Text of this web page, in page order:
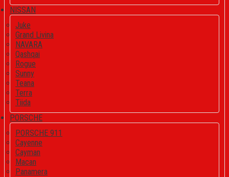
NISSAN
Juke
Grand Livina
NAVARA
Qashqai
Rogue
Sunny
Teana
Terra
Tiida
PORSCHE
PORSCHE 911
Cayenne
Cayman
Macan
Panamera